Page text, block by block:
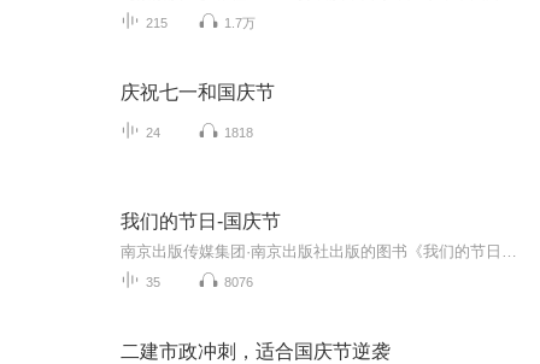
215 1.7万
庆祝七一和国庆节
24 1818
我们的节日-国庆节
35 8076
二建市政冲刺，适合国庆节逆袭